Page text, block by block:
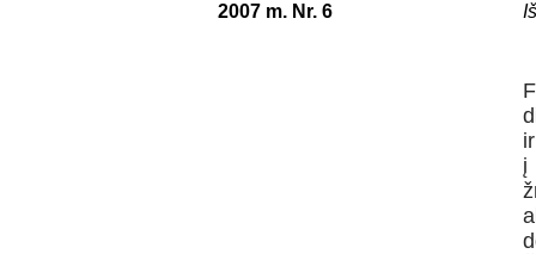
2007 m. Nr. 6
į